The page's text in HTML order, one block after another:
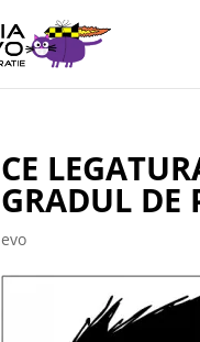
CE
GRADUL DE
evo